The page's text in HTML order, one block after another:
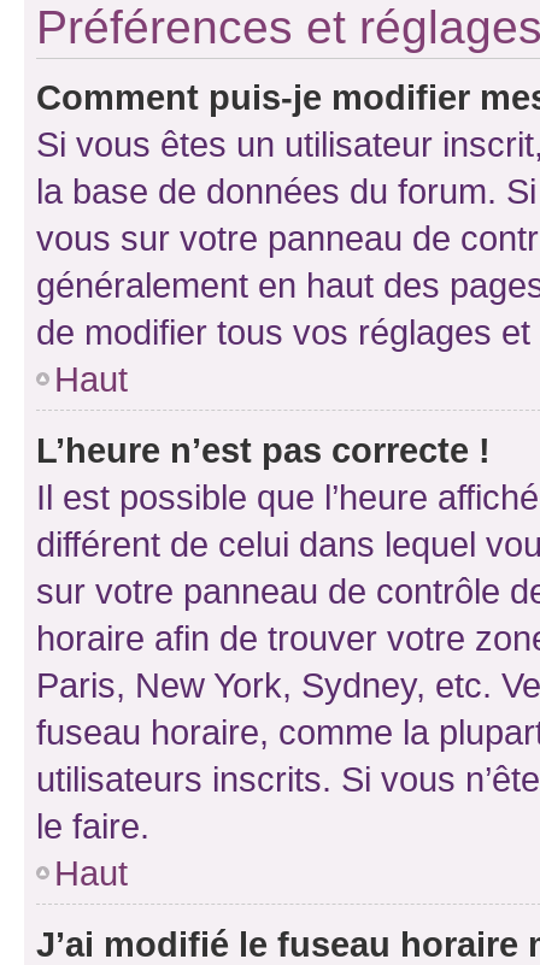
Préférences et
Comment puis-je modifier
Si vous êtes un utilisateur
la base de données du forum.
vous sur votre panneau de
généralement en haut des
de modifier tous vos réglages
Haut
L’heure n’est pas correcte !
Il est possible que l’heure
différent de celui dans lequel
sur votre panneau de contrôle
horaire afin de trouver votre
Paris, New York, Sydney, etc.
fuseau horaire, comme la
utilisateurs inscrits. Si vous
le faire.
Haut
J’ai modifié le fuseau horaire